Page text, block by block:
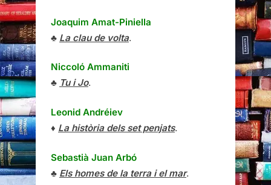
Joaquim Amat-Piniella
♣ La clau de volta.
Niccoló Ammaniti
♣ Tu i Jo.
Leonid Andréiev
♦ La història dels set penjats.
Sebastià Juan Arbó
♣ Els homes de la terra i el mar.